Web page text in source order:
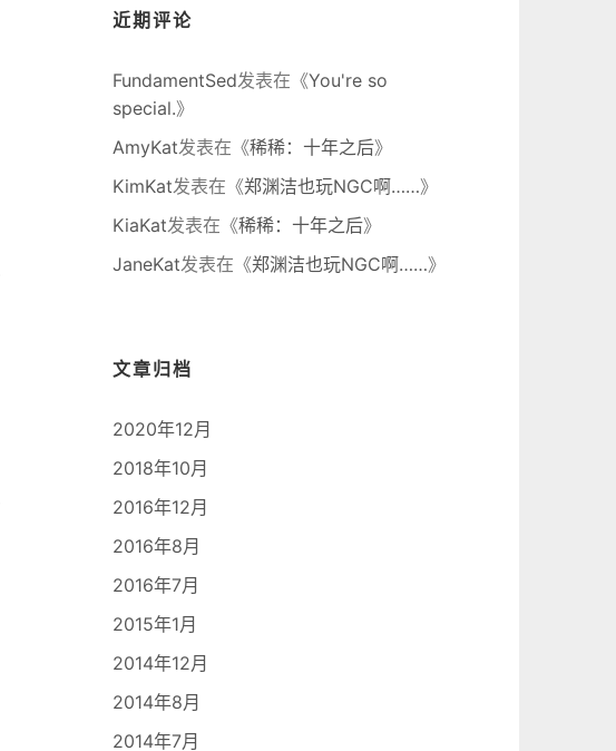
近期评论
FundamentSed发表在《You're so
special.》
AmyKat发表在《稀稀：十年之后》
KimKat发表在《郑渊洁也玩NGC啊……》
KiaKat发表在《稀稀：十年之后》
JaneKat发表在《郑渊洁也玩NGC啊……》
文章归档
2020年12月
2018年10月
2016年12月
2016年8月
2016年7月
2015年1月
2014年12月
2014年8月
2014年7月